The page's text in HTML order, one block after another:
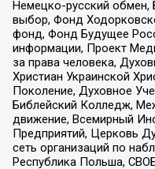
Немецко-русский обмен,
выбор, Фонд
фонд, Фонд Будущее
информации, Проект
за права человека,
Христиан Украинской
Поколение, Духовное
Библейский Колледж,
движение, Всемирный
Предприятий, Церковь
сеть организаций по
Республика Польша,